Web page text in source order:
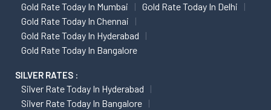
Gold Rate Today In Mumbai
Gold Rate Today In Delhi
Gold Rate Today In Chennai
Gold Rate Today In Hyderabad
Gold Rate Today In Bangalore
SILVER RATES :
Silver Rate Today In Hyderabad
Silver Rate Today In Bangalore